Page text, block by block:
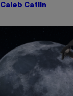
Caleb Catlin